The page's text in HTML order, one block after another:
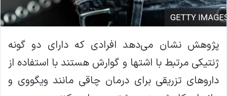
پژوهش نشان می‌دهد افرادی که دارای دو گونه
ژنتیکی مرتبط با اشتها و گوارش هستند با استفاده از
دارو‌‌های تزریقی برای درمان چاقی مانند ویگووی و